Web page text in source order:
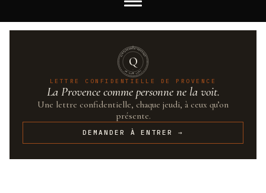
QUINTESSENCE·PROVENCE
UN·SUR·CENT
Q
LETTRE CONFIDENTIELLE DE PROVENCE
La Provence comme personne ne la voit.
Une lettre confidentielle, chaque jeudi, à ceux qu’on
présente.
DEMANDER À ENTRER →